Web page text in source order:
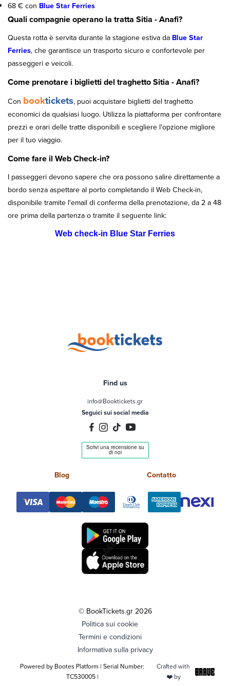
68 € con Blue Star Ferries
Quali compagnie operano la tratta Sitia - Anafi?
Questa rotta è servita durante la stagione estiva da Blue Star
Ferries, che garantisce un trasporto sicuro e confortevole per
passeggeri e veicoli.
Come prenotare i biglietti del traghetto Sitia - Anafi?
Con booktickets, puoi acquistare biglietti del traghetto
economici da qualsiasi luogo. Utilizza la piattaforma per confrontare
prezzi e orari delle tratte disponibili e scegliere l'opzione migliore
per il tuo viaggio.
Come fare il Web Check-in?
I passeggeri devono sapere che ora possono salire direttamente a
bordo senza aspettare al porto completando il Web Check-in,
disponibile tramite l'email di conferma della prenotazione, da 2 a 48
ore prima della partenza o tramite il seguente link:
Web check-in Blue Star Ferries
Find us
info@Booktickets.gr
Seguici sui social media
Blog Contatto
© BookTickets.gr 2026
Politica sui cookie
Termini e condizioni
Informativa sulla privacy
Powered by Bootes Platform | Serial Number:
TC530005 |
Crafted with
❤️ by